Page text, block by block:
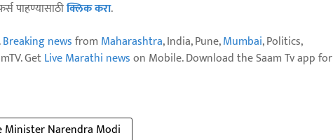
पाहण्यासाठीक्लिक करा.
Breaking newsfrom Maharashtra, India, Pune,Mumbai, Politics,
GetLive Marathi newson Mobile. Download the Saam Tv app for
Minister Narendra Modi